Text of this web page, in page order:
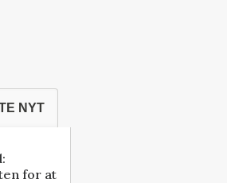
NYT
for at